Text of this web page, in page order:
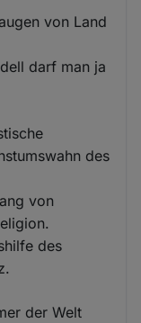
von Land
darf man ja
des
von
des
der Welt